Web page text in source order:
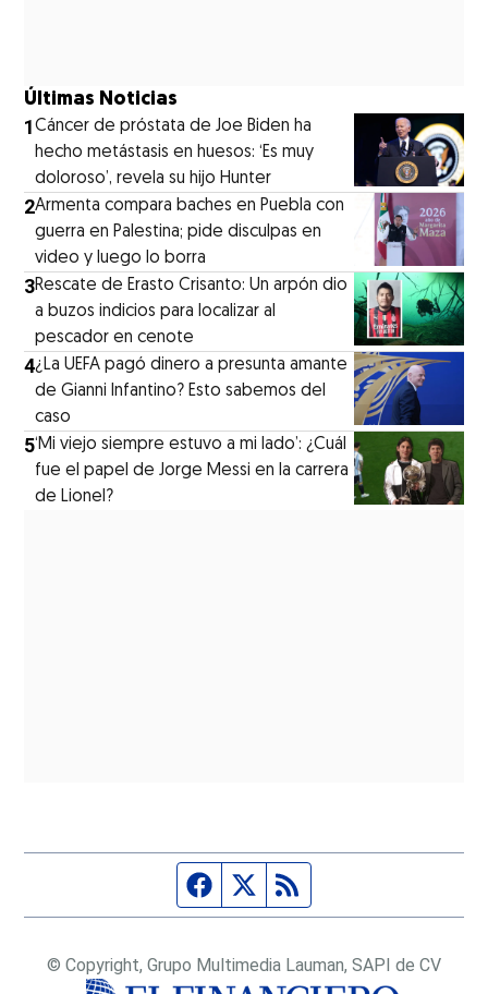
Últimas Noticias
1Cáncer de próstata de Joe Biden ha
hecho metástasis en huesos: ‘Es muy
doloroso’, revela su hijo Hunter
2Armenta compara baches en Puebla con
guerra en Palestina; pide disculpas en
video y luego lo borra
3Rescate de Erasto Crisanto: Un arpón dio
a buzos indicios para localizar al
pescador en cenote
4¿La UEFA pagó dinero a presunta amante
de Gianni Infantino? Esto sabemos del
caso
5‘Mi viejo siempre estuvo a mi lado’: ¿Cuál
fue el papel de Jorge Messi en la carrera
de Lionel?
Página de Facebook
Fuente Twitter
© Copyright, Grupo Multimedia Lauman, SAPI de CV